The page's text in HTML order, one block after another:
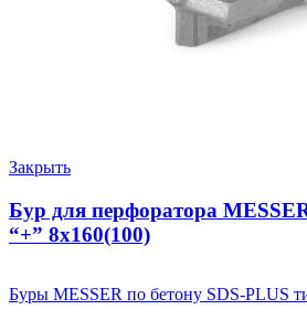
Закрыть
Бур для перфоратора
“+” 8х160(100)
Буры MESSER по бетону SDS-PLUS